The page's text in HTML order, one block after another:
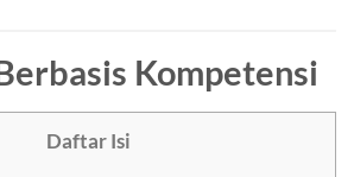
Kompetensi
Daftar Isi